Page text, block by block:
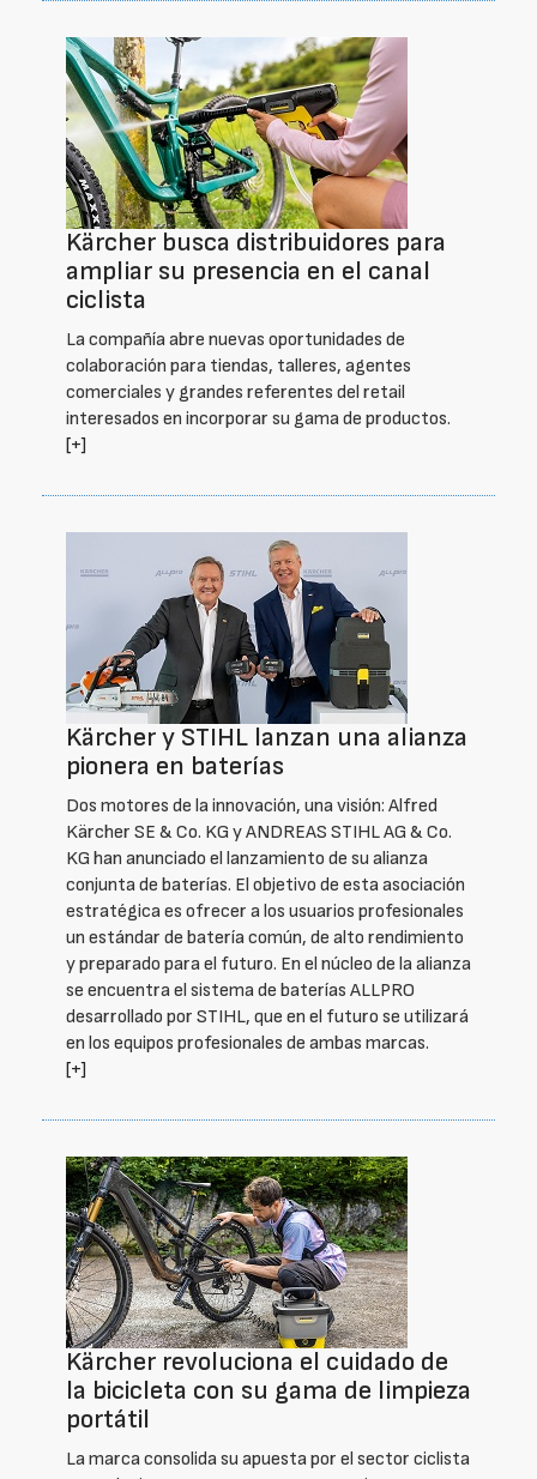
Kärcher busca distribuidores para
ampliar su presencia en el canal
ciclista
La compañía abre nuevas oportunidades de
colaboración para tiendas, talleres, agentes
comerciales y grandes referentes del retail
interesados en incorporar su gama de productos.
[+]
Kärcher y STIHL lanzan una alianza
pionera en baterías
Dos motores de la innovación, una visión: Alfred
Kärcher SE & Co. KG y ANDREAS STIHL AG & Co.
KG han anunciado el lanzamiento de su alianza
conjunta de baterías. El objetivo de esta asociación
estratégica es ofrecer a los usuarios profesionales
un estándar de batería común, de alto rendimiento
y preparado para el futuro. En el núcleo de la alianza
se encuentra el sistema de baterías ALLPRO
desarrollado por STIHL, que en el futuro se utilizará
en los equipos profesionales de ambas marcas.
[+]
Kärcher revoluciona el cuidado de
la bicicleta con su gama de limpieza
portátil
La marca consolida su apuesta por el sector ciclista